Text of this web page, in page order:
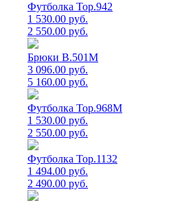
Футболка Top.942
1 530.00 руб.
2 550.00 руб.
Брюки B.501M
3 096.00 руб.
5 160.00 руб.
Футболка Top.968M
1 530.00 руб.
2 550.00 руб.
Футболка Top.1132
1 494.00 руб.
2 490.00 руб.